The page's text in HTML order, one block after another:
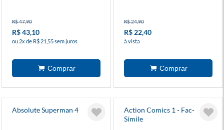
R$ 47,90
R$ 43,10
ou 2x de R$ 21,55 sem juros
R$ 24,90
R$ 22,40
à vista
Absolute Superman 4
Action Comics 1 - Fac-
Símile